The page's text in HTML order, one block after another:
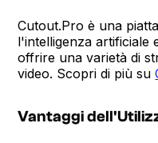
Cutout.Pro è una
l'intelligenza artificiale
offrire una varietà di
video. Scopri di più su
Vantaggi